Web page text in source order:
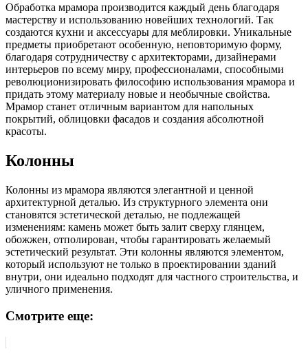
Обработка мрамора производится каждый день благодаря
мастерству и использованию новейших технологий. Так
создаются кухни и аксессуары для меблировки. Уникальные
предметы приобретают особенную, неповторимую форму,
благодаря сотрудничеству с архитекторами, дизайнерами
интерьеров по всему миру, профессионалами, способными
революционизировать философию использования мрамора и
придать этому материалу новые и необычные свойства.
Мрамор станет отличным вариантом для напольных
покрытий, облицовки фасадов и создания абсолютной
красоты.
Колонны
Колонны из мрамора являются элегантной и ценной
архитектурной деталью. Из структурного элемента они
становятся эстетической деталью, не подлежащей
изменениям: камень может быть залит сверху глянцем,
обожжен, отполирован, чтобы гарантировать желаемый
эстетический результат. Эти колонны являются элементом,
который используют не только в проектировании зданий
внутри, они идеально подходят для частного строительства, и
уличного применения.
Смотрите еще: